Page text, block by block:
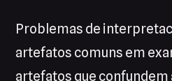
Problemas de
artefatos comuns em
artefatos que confundem